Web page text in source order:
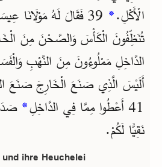
الْأَكْلِ.*
39 فَقَالَ لَهُ مَوْلَانَا
تُنَظِّفُونَ الْكَأْسَ وَالصَّحْنَ مِنَ
أَلَيْسَ الَّذِي صَنَعَ الْخَارِجَ صَنَعَ
41 أَعْطُوا مِمَّا فِي الدَّاخِلِ
*
نَقِيًّا لَكُمْ.
ihre Heuchelei